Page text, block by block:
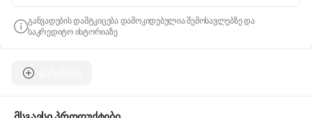
განვადების დამტკიცება დამოკიდებულია შემოსავლებზე და
საკრედიტო ისტორიაზე